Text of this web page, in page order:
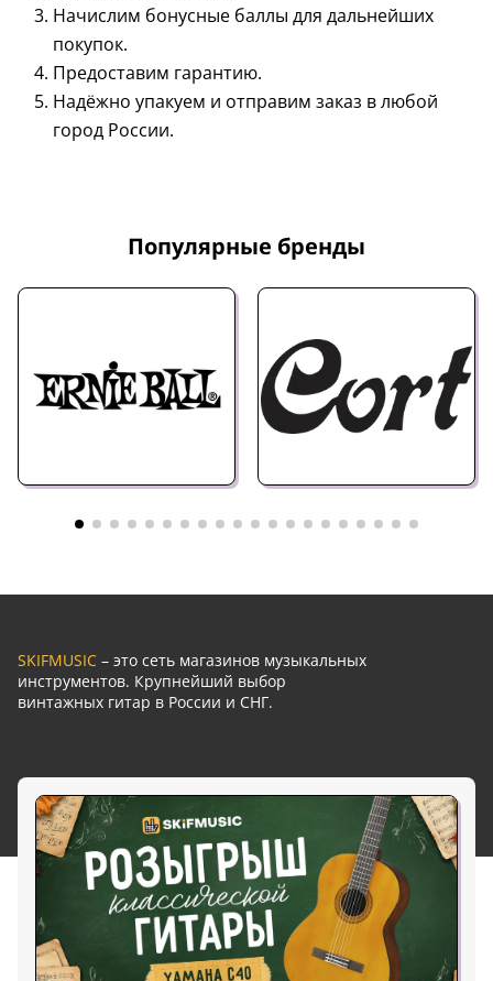
Начислим бонусные баллы для дальнейших
покупок.
Предоставим гарантию.
Надёжно упакуем и отправим заказ в любой
город России.
Популярные бренды
SKIFMUSIC – это сеть магазинов музыкальных
инструментов. Крупнейший выбор
винтажных гитар в России и СНГ.